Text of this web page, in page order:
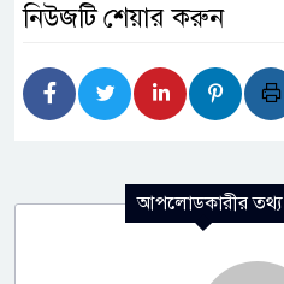
নিউজটি শেয়ার করুন
আপলোডকারীর তথ্য